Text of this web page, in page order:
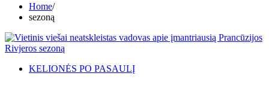
Home
sezoną
KELIONĖS PO PASAULĮ